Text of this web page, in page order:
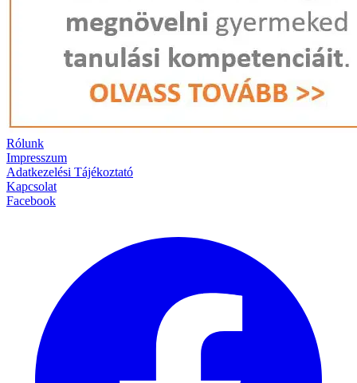
Rólunk
Impresszum
Adatkezelési Tájékoztató
Kapcsolat
Facebook